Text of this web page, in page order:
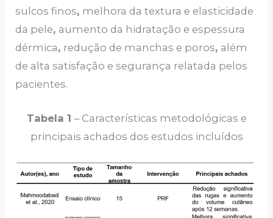
sulcos finos, melhora da textura e elasticidade
da pele, aumento da hidratação e espessura
dérmica, redução de manchas e poros, além
de alta satisfação e segurança relatada pelos
pacientes.
Tabela 1 – Características metodológicas e
principais achados dos estudos incluídos